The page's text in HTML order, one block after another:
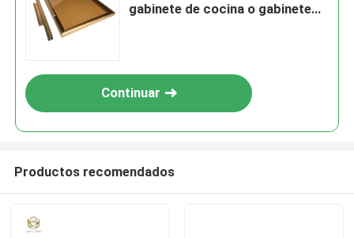
gabinete de cocina o gabinete
Continuar
Productos recomendados